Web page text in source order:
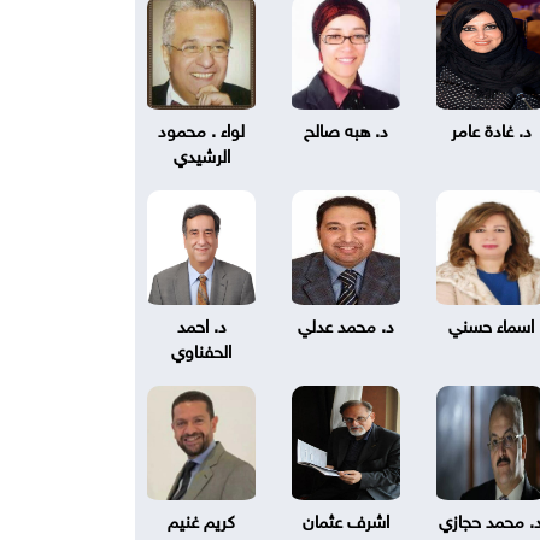
د. غادة عامر د. هبه صالح
لواء . محمود
الرشيدي
اسماء حسني د. محمد عدلي
د. احمد
الحفناوي
محمد حجازي اشرف عثمان كريم غنيم